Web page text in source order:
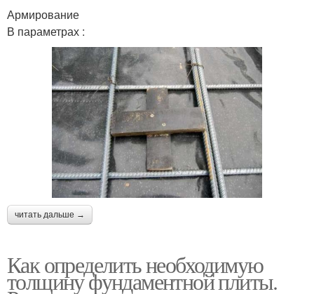
Армирование
В параметрах :
читать дальше →
Как определить необходимую
толщину фундаментной плиты.